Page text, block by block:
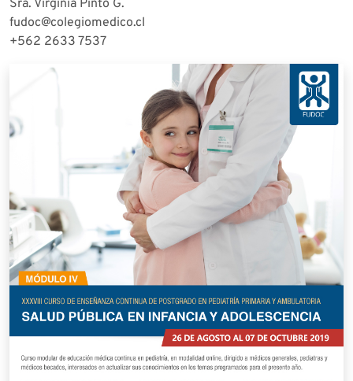
Sra. Virginia Pinto G.
fudoc@colegiomedico.cl
+562 2633 7537